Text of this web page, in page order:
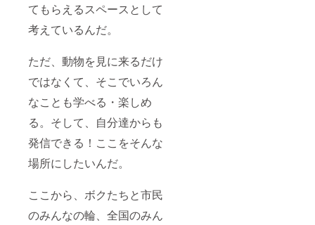
てもらえるスペースとして
考えているんだ。
ただ、動物を見に来るだけ
ではなくて、そこでいろん
なことも学べる・楽しめ
る。そして、自分達からも
発信できる！ここをそんな
場所にしたいんだ。
ここから、ボクたちと市民
のみんなの輪、全国のみん